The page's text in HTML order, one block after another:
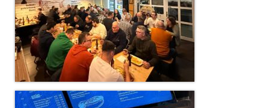
Dienstplan KatS-Zug
10 Jahre KatS-Zug
Musikzug
Infos